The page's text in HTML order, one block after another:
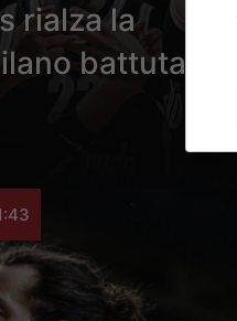
rialza la
battuta